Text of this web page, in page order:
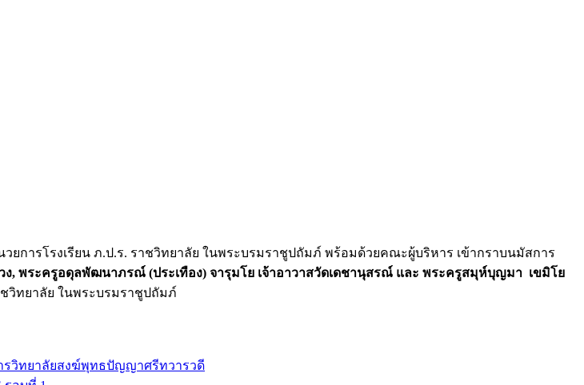
วยการโรงเรียน ภ.ป.ร. ราชวิทยาลัย ในพระบรมราชูปถัมภ์ พร้อมด้วยคณะผู้บริหาร เข้ากราบนมัสการ
, พระครูอดุลพัฒนาภรณ์ (ประเทือง) จารุมโย เจ้าอาวาสวัดเดชานุสรณ์ และ พระครูสมุห์บุญมา เขมิโย
ชวิทยาลัย ในพระบรมราชูปถัมภ์
รวิทยาลัยสงฆ์พุทธปัญญาศรีทวารวดี